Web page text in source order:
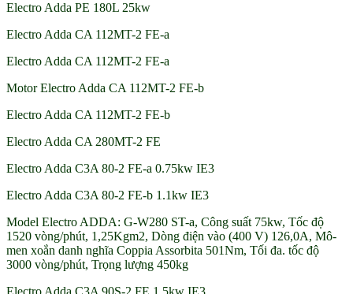
Electro Adda PE 180L 25kw
Electro Adda CA 112MT-2 FE-a
Electro Adda CA 112MT-2 FE-a
Motor Electro Adda CA 112MT-2 FE-b
Electro Adda CA 112MT-2 FE-b
Electro Adda CA 280MT-2 FE
Electro Adda C3A 80-2 FE-a 0.75kw IE3
Electro Adda C3A 80-2 FE-b 1.1kw IE3
Model Electro ADDA: G-W280 ST-a, Công suất 75kw, Tốc độ
1520 vòng/phút, 1,25Kgm2, Dòng điện vào (400 V) 126,0A, Mô-
men xoắn danh nghĩa Coppia Assorbita 501Nm, Tối đa. tốc độ
3000 vòng/phút, Trọng lượng 450kg